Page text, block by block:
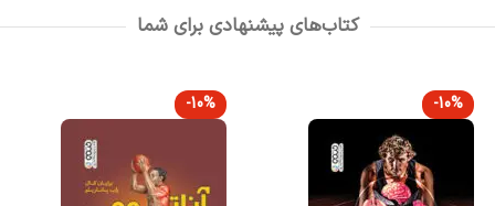
کتاب‌های پیشنهادی برای شما
-10%
-10%